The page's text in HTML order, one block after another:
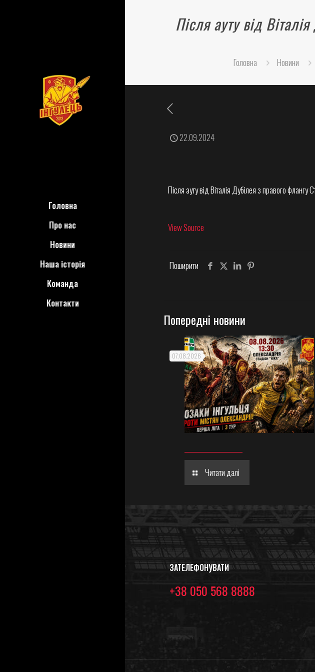
Головна
Про нас
Новини
Наша історія
Команда
Контакти
Після ауту від
Головна Новини
22.09.2024
Після ауту від Віталія Дубілея з правого флангу
View Source
Поширити
Попередні новини
07.08.2026
Читати далі
ЗАТЕЛЕФОНУВАТИ
+38 050 568 8888